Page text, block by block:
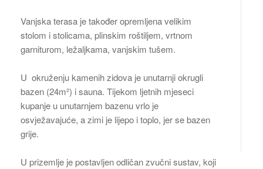
Vanjska terasa je također opremljena velikim
stolom i stolicama, plinskim roštiljem, vrtnom
garniturom, ležaljkama, vanjskim tušem.
U okruženju kamenih zidova je unutarnji okrugli
bazen (24m²) i sauna. Tijekom ljetnih mjeseci
kupanje u unutarnjem bazenu vrlo je
osvježavajuće, a zimi je lijepo i toplo, jer se bazen
grije.
U prizemlje je postavljen odličan zvučni sustav, koji